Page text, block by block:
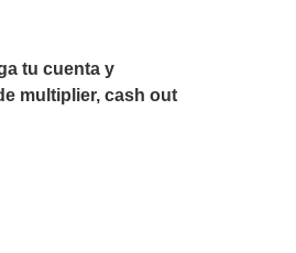
tu cuenta y
multiplier, cash out